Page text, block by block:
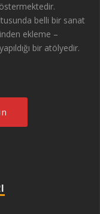
belli bir sanat
ekleme –
bir atölyedir.